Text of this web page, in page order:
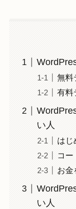
無料
有料
い人
はじ
コー
お金
い人